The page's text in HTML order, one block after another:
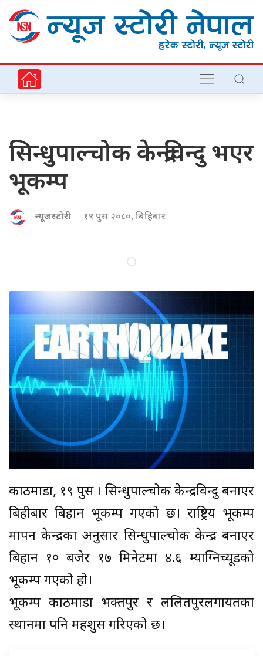
सिन्धुपाल्चोक केन्द्रविन्दु भएर
भूकम्प
न्यूजस्टोरी १९ पुस २०८०, बिहिबार
काठमाडौं, १९ पुस । सिन्धुपाल्चोक केन्द्रविन्दु बनाएर
बिहीबार बिहान भूकम्प गएको छ। राष्ट्रिय भूकम्प
मापन केन्द्रका अनुसार सिन्धुपाल्चोक केन्द्र बनाएर
बिहान १० बजेर १७ मिनेटमा ४.६ म्याग्निच्यूडको
भूकम्प गएको हो।
भूकम्प काठमाडौं भक्तपुर र ललितपुरलगायतका
स्थानमा पनि महशुस गरिएको छ।